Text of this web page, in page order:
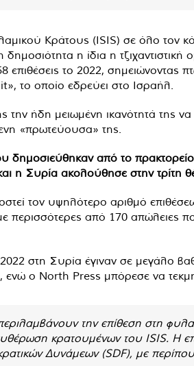
Κράτους (ISIS) σε όλο τον
δημοσιότητα η ίδια η
επιθέσεις το 2022,
το οποίο εδρεύει στο Ισραήλ.
ήδη μειωμένη ικανότητά της να
«πρωτεύουσα» της.
δημοσιεύθηκαν από το
η Συρία ακολούθησε στην τρίτη
τον υψηλότερο αριθμό
περισσότερες από 170 απώλειες
2022 στη Συρία έγιναν σε μεγάλο
ενώ ο North Press μπόρεσε να
την επίθεση στη
κρατουμένων του ISIS. Η
Δυνάμεων (SDF), με